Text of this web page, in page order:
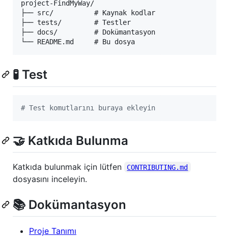
project-FindMyWay/
├── src/          # Kaynak kodlar
├── tests/        # Testler
├── docs/         # Dokümantasyon
🧪 Test
# Test komutlarını buraya ekleyin
🤝 Katkıda Bulunma
Katkıda bulunmak için lütfen CONTRIBUTING.md
dosyasını inceleyin.
📚 Dokümantasyon
Proje Tanımı